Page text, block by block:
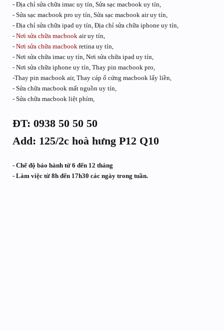
- Địa chỉ sửa chữa imac uy tín, Sửa sạc macbook uy tín,
- Sửa sạc macbook pro uy tín, Sửa sạc macbook air uy tín,
- Địa chỉ sửa chữa ipad uy tín, Địa chỉ sửa chữa iphone uy tín,
- Nơi sửa chữa macbook air uy tín,
- Nơi sửa chữa macbook retina uy tín,
- Nơi sửa chữa imac uy tín, Nơi sửa chữa ipad uy tín,
- Nơi sửa chữa iphone uy tín, Thay pin macbook pro,
-Thay pin macbook air, Thay cáp ổ cứng macbook lấy liền,
- Sửa chữa macbook mất nguồn uy tín,
- Sửa chữa macbook liệt phím,
ĐT: 0938 50 50 50
Add: 125/2c hoà hưng P12 Q10
- Chế độ bảo hành từ 6 đến 12 tháng
- Làm việc từ 8h đến 17h30 các ngày trong tuần.